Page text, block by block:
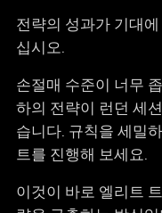
전략의 성과가 기대
십시오.
손절매 수준이 너무
하의 전략이 런던 세
습니다. 규칙을 세밀
트를 진행해 보세요.
이것이 바로 엘리트